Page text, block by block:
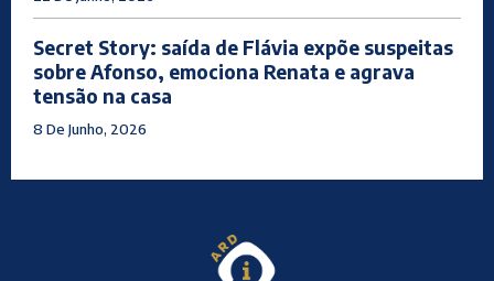
Secret Story: saída de Flávia expõe suspeitas
sobre Afonso, emociona Renata e agrava
tensão na casa
8 De Junho, 2026